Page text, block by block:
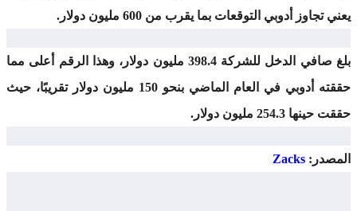
تجاوز أدوبي التوقعات بما يقرب من 600 مليون دولار.
بلغ صافي الدخل للشركة 398.4 مليون دولار، وهذا الرقم أعلى مما
حققته أدوبي في العام الماضي بنحو 150 مليون دولار تقريبًا، حيث
254.3 مليون دولار.
Zacks